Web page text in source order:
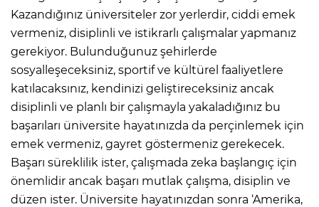
Kazandığınız üniversiteler zor yerlerdir, ciddi emek
vermeniz, disiplinli ve istikrarlı çalışmalar yapmanız
gerekiyor. Bulunduğunuz şehirlerde
sosyalleşeceksiniz, sportif ve kültürel faaliyetlere
katılacaksınız, kendinizi geliştireceksiniz ancak
disiplinli ve planlı bir çalışmayla yakaladığınız bu
başarıları üniversite hayatınızda da perçinlemek için
emek vermeniz, gayret göstermeniz gerekecek.
Başarı süreklilik ister, çalışmada zeka başlangıç için
önemlidir ancak başarı mutlak çalışma, disiplin ve
düzen ister. Üniversite hayatınızdan sonra ‘Amerika,